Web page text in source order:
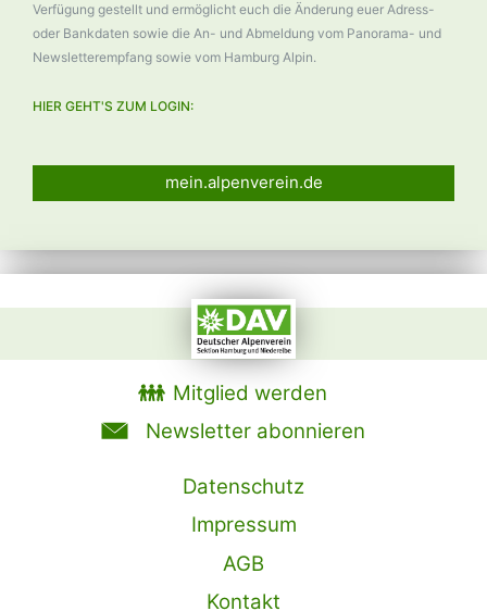
Verfügung gestellt und ermöglicht euch die Änderung euer Adress-
oder Bankdaten sowie die An- und Abmeldung vom Panorama- und
Newsletterempfang sowie vom Hamburg Alpin.
HIER GEHT'S ZUM LOGIN:
mein.alpenverein.de
Mitglied werden
Newsletter abonnieren
Datenschutz
Impressum
AGB
Kontakt